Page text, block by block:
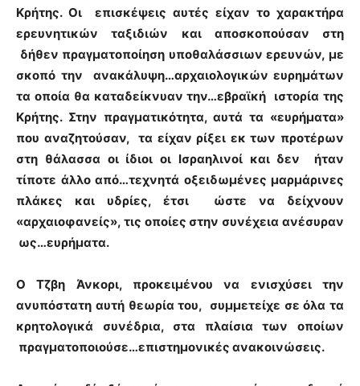
Κρήτης. Οι επισκέψεις αυτές είχαν το χαρακτήρα
ερευνητικών ταξιδιών και αποσκοπούσαν στη
δήθεν πραγματοποίηση υποθαλάσσιων ερευνών, με
σκοπό την ανακάλυψη…αρχαιολογικών ευρημάτων
τα οποία θα καταδείκνυαν την…εβραϊκή ιστορία της
Κρήτης. Στην πραγματικότητα, αυτά τα «ευρήματα»
που αναζητούσαν, τα είχαν ρίξει εκ των προτέρων
στη θάλασσα οι ίδιοι οι Ισραηλινοί και δεν ήταν
τίποτε άλλο από…τεχνητά οξειδωμένες μαρμάρινες
πλάκες και υδρίες, έτσι ώστε να δείχνουν
«αρχαιοφανείς», τις οποίες στην συνέχεια ανέσυραν
ως…ευρήματα.
Ο Τζβη Άνκορι, προκειμένου να ενισχύσει την
ανυπόστατη αυτή θεωρία του, συμμετείχε σε όλα τα
κρητολογικά συνέδρια, στα πλαίσια των οποίων
πραγματοποιούσε…επιστημονικές ανακοινώσεις.